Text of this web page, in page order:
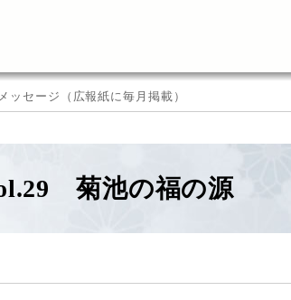
ッセージ（広報紙に毎月掲載）
菊池の福の源